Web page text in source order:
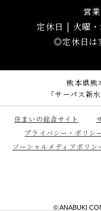
熊本県熊
「サーパス新
営
定休日 | 火曜・
◎定休日は
住まいの総合サイト
プライバシー・ポリシ
ソーシャルメディアポリシ
© ANABUKI